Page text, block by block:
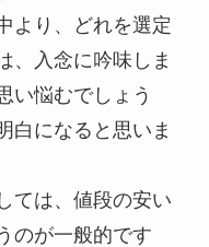
より、どれを選定
、入念に吟味しま
い悩むでしょう
白になると思いま
ては、値段の安い
のが一般的です